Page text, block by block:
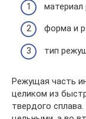
форма и
тип
Режущая часть
целиком из
твердого